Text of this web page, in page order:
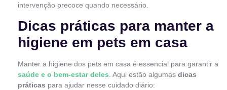
intervenção precoce quando necessário.
Dicas práticas para manter a
higiene em pets em casa
Manter a higiene dos pets em casa é essencial para garantir a
saúde e o bem-estar deles. Aqui estão algumas dicas
práticas para ajudar nesse cuidado diário: